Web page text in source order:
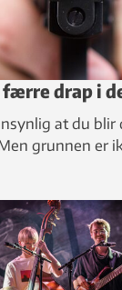
drap i
at du
grunnen er